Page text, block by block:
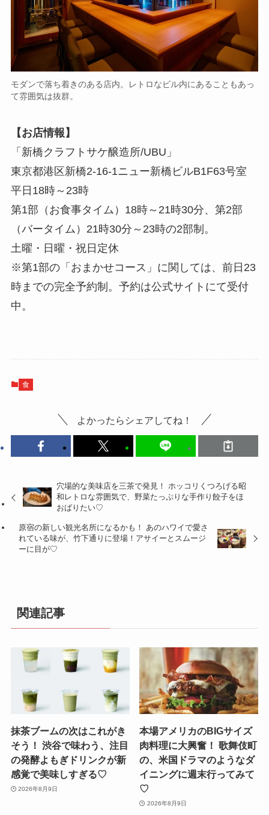
モダンで落ち着きのある店内。レトロなビル内にあることもあっ
て雰囲気は抜群。
【お店情報】
「新橋クラフトサケ醸造所/UBU」
東京都港区新橋2-16-1ニュー新橋ビルB1F63号室
平日18時～23時
第1部（お食事タイム）18時～21時30分、第2部
（バータイム）21時30分～23時の2部制。
土曜・日曜・祝日定休
※第1部の「おまかせコース」に関しては、前日23
時までの完全予約制。予約は公式サイトにて受付
中。
食
よかったらシェアしてね！
穴場的な美味店を三茶で発見！ ホッコリくつろげる昭
和レトロな雰囲気で、野菜たっぷりな手作り餃子をほ
おばりたい♡
原宿の新しい観光名所になるかも！ あのハワイで愛さ
れている味が、竹下通りに登場！アサイーとスムージ
ーに目が♡
関連記事
抹茶ブームの次はこれがき
そう！ 渋谷で味わう、注目
の発酵よもぎドリンクが新
感覚で美味しすぎる♡
2026年8月9日
本場アメリカのBIGサイズ
肉料理に大興奮！ 歌舞伎町
の、米国ドラマのようなダ
イニングに週末行ってみて
♡
2026年8月9日